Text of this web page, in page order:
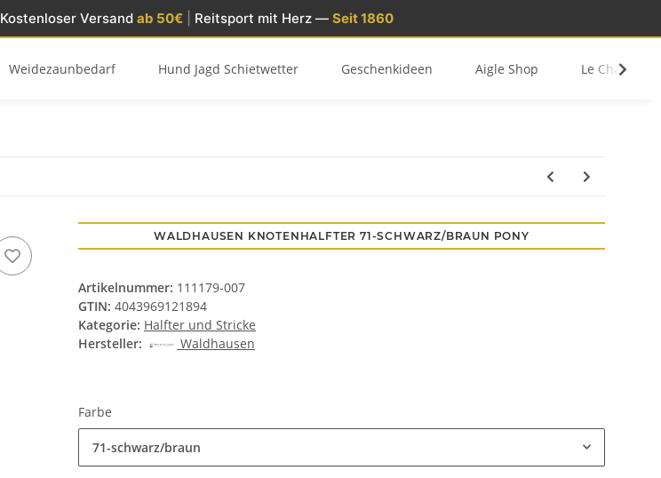
Kostenloser Versand ab 50€ Reitsport mit Herz — Seit 1860
Weidezaunbedarf Hund Jagd Schietwetter Geschenkideen Aigle Shop Le
WALDHAUSEN KNOTENHALFTER 71-SCHWARZ/BRAUN PONY
Artikelnummer: 111179-007
GTIN: 4043969121894
Kategorie: Halfter und Stricke
Hersteller:
Waldhausen
Farbe
71-schwarz/braun